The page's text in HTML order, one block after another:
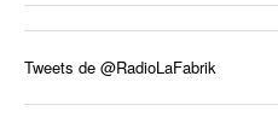
Tweets de @RadioLaFabrik